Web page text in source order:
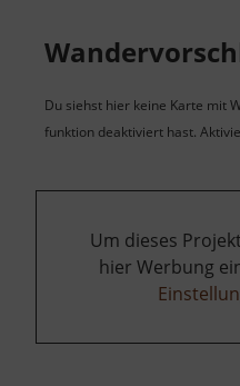
Du siehst hier keine Karte mit
funktion deaktiviert hast.
Um dieses
hier Werbung